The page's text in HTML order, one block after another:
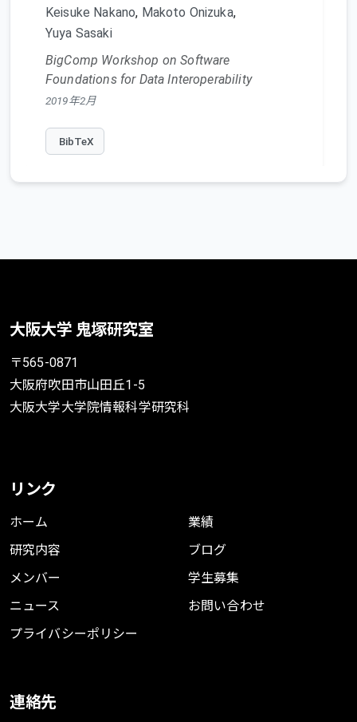
Keisuke Nakano, Makoto Onizuka,
Yuya Sasaki
BigComp Workshop on Software
Foundations for Data Interoperability
2019年2月
BibTeX
大阪大学 鬼塚研究室
〒565-0871
大阪府吹田市山田丘1-5
大阪大学大学院情報科学研究科
リンク
ホーム
研究内容
メンバー
ニュース
プライバシーポリシー
業績
ブログ
学生募集
お問い合わせ
連絡先